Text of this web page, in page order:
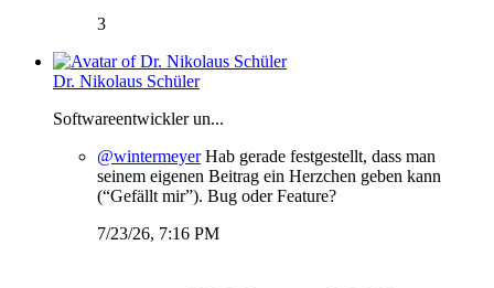
3
Dr. Nikolaus Schüler
Softwareentwickler un...
@wintermeyerHab gerade festgestellt, dass man
seinem eigenen Beitrag ein Herzchen geben kann
(“Gefällt mir”). Bug oder Feature?
7/23/26, 7:16 PM